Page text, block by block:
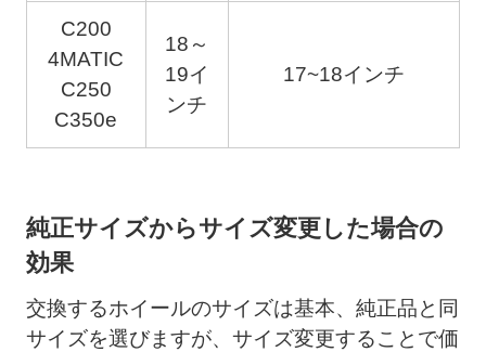
C200
4MATIC
C250
C350e
18～
19イ
ンチ
17~18インチ
純正サイズからサイズ変更した場合の
効果
交換するホイールのサイズは基本、純正品と同
サイズを選びますが、サイズ変更することで価